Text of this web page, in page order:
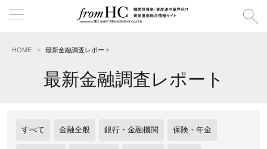
HOME 最新金融調査レポート
最新金融調査レポート
すべて 金融全般 銀行・金融機関 保険・年金